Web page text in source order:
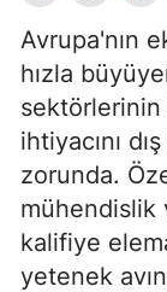
Avrupa'nın
hızla
sektörlerinin
ihtiyacını
zorunda.
mühendislik
kalifiye
yetenek